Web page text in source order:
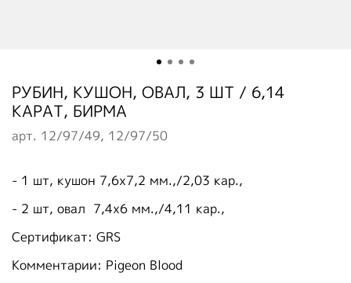
арт. 12/97/49, 12/97/50
РУБИН, КУШОН, ОВАЛ, 3 ШТ / 6,14
КАРАТ, БИРМА
- 1 шт, кушон 7,6х7,2 мм.,/2,03 кар.,
- 2 шт, овал 7,4х6 мм.,/4,11 кар.,
Сертификат: GRS
Комментарии: Pigeon Blood